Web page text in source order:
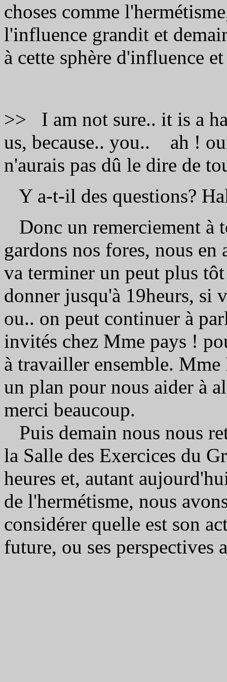
choses comme
l'influence grandit et
à cette sphère d'influence
>> I am not sure.. it is a
us, because.. you.. ah !
n'aurais pas dû le dire de
Y a-t-il des questions?
Donc un remerciement à
gardons nos fores, nous
va terminer un peut plus
donner jusqu'à 19heurs, si
ou.. on peut continuer à
invités chez Mme pays !
à travailler ensemble.
un plan pour nous aider à
merci beaucoup.
Puis demain nous nous
la Salle des Exercices du
heures et, autant
de l'hermétisme, nous
considérer quelle est son
future, ou ses perspectives